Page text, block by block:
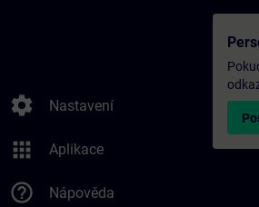
settings Nastavení
apps Aplikace
help_outline Nápověda